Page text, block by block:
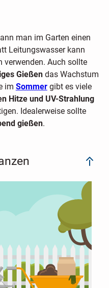
man im Garten einen
Leitungswasser kann
verwenden. Auch sollte
Gießendas Wachstum
im Sommergibt es viele
Hitze und UV-Strahlung
Idealerweise sollte
gießen.